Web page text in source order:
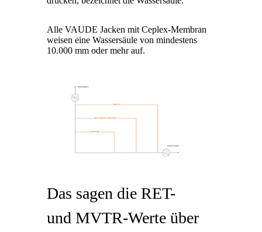
Alle VAUDE Jacken mit Ceplex-Membran
weisen eine Wassersäule von mindestens
10.000 mm oder mehr auf.
Das sagen die RET-
und MVTR-Werte über